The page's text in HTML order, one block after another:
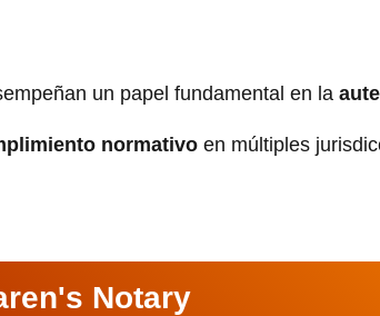
un papel fundamental en la
normativo en múltiples
Notary